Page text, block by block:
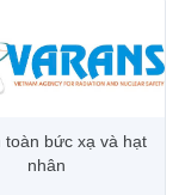
toàn bức xạ và hạt
nhân